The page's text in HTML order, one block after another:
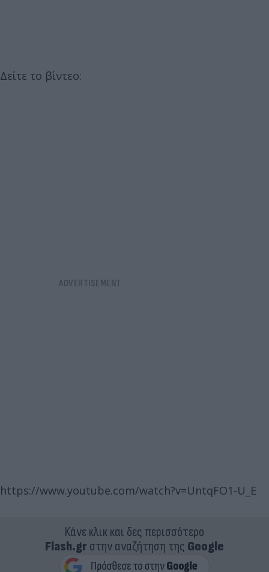
Δείτε το βίντεο:
https://www.youtube.com/watch?v=UntqFO1-U_E
Κάνε κλικ και δες περισσότερο
Flash.grστην αναζήτηση της Google